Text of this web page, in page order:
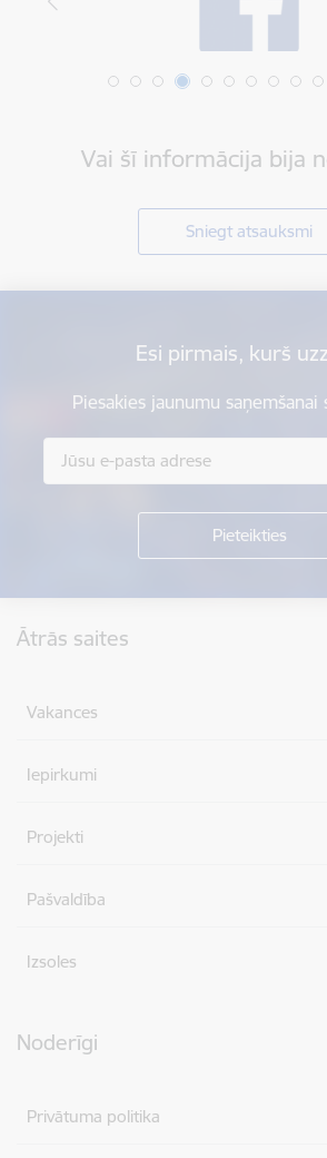
Vai šī informācija bija
Sniegt atsauksmi
Esi pirmais, kurš
Piesakies jaunumu saņemšanai
Ātrās saites
Vakances
Iepirkumi
Projekti
Pašvaldība
Izsoles
Noderīgi
Privātuma politika